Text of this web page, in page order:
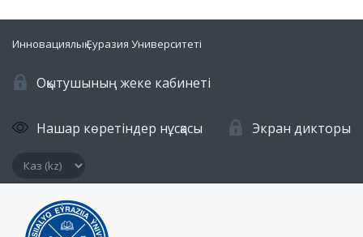
Инновациялық Еуразия Университеті
Оқытушының жеке кабинеті
Нашар көретіндер нұсқасы Экран дикторы